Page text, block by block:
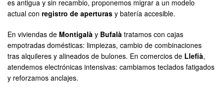
es antigua y sin recambio, proponemos migrar a un modelo
actual con registro de aperturas y batería accesible.
En viviendas de Montigalà y Bufalà tratamos con cajas
empotradas domésticas: limpiezas, cambio de combinaciones
tras alquileres y alineados de bulones. En comercios de Llefià,
atendemos electrónicas intensivas: cambiamos teclados fatigados
y reforzamos anclajes.